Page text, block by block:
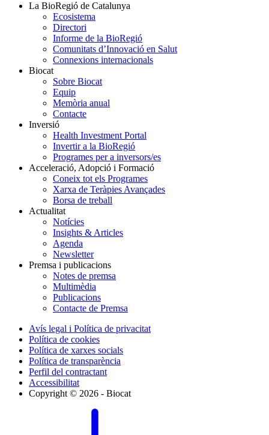
La BioRegió de Catalunya
Ecosistema
Directori
Informe de la BioRegió
Comunitats d’Innovació en Salut
Connexions internacionals
Biocat
Sobre Biocat
Equip
Memòria anual
Contacte
Inversió
Health Investment Portal
Invertir a la BioRegió
Programes per a inversors/es
Acceleració, Adopció i Formació
Coneix tot els Programes
Xarxa de Teràpies Avançades
Borsa de treball
Actualitat
Notícies
Insights & Articles
Agenda
Newsletter
Premsa i publicacions
Notes de premsa
Multimèdia
Publicacions
Contacte de Premsa
Avís legal i Política de privacitat
Política de cookies
Política de xarxes socials
Política de transparència
Perfil del contractant
Accessibilitat
Copyright © 2026 - Biocat